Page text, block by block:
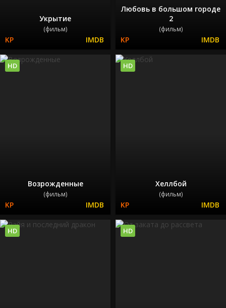
Укрытие
(фильм)
Любовь в большом городе
2
(фильм)
Возрожденные
(фильм)
HD
Хеллбой
(фильм)
HD
HD HD